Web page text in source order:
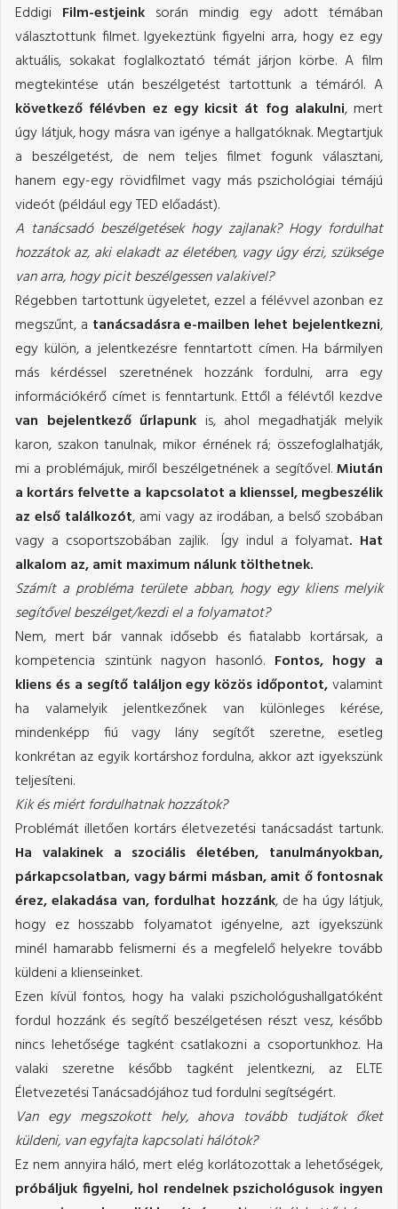
Eddigi Film-estjeink során mindig egy adott témában
választottunk filmet. Igyekeztünk figyelni arra, hogy ez egy
aktuális, sokakat foglalkoztató témát járjon körbe. A film
megtekintése után beszélgetést tartottunk a témáról. A
következő félévben ez egy kicsit át fog alakulni, mert
úgy látjuk, hogy másra van igénye a hallgatóknak. Megtartjuk
a beszélgetést, de nem teljes filmet fogunk választani,
hanem egy-egy rövidfilmet vagy más pszichológiai témájú
videót (például egy TED előadást).
A tanácsadó beszélgetések hogy zajlanak? Hogy fordulhat
hozzátok az, aki elakadt az életében, vagy úgy érzi, szüksége
van arra, hogy picit beszélgessen valakivel?
Régebben tartottunk ügyeletet, ezzel a félévvel azonban ez
megszűnt, a tanácsadásra e-mailben lehet bejelentkezni,
egy külön, a jelentkezésre fenntartott címen. Ha bármilyen
más kérdéssel szeretnének hozzánk fordulni, arra egy
információkérő címet is fenntartunk. Ettől a félévtől kezdve
van bejelentkező űrlapunk is, ahol megadhatják melyik
karon, szakon tanulnak, mikor érnének rá; összefoglalhatják,
mi a problémájuk, miről beszélgetnének a segítővel.Miután
a kortárs felvette a kapcsolatot a klienssel, megbeszélik
az első találkozót, ami vagy az irodában, a belső szobában
vagy a csoportszobában zajlik. Így indul a folyamat. Hat
alkalom az, amit maximum nálunk tölthetnek.
Számít a probléma területe abban, hogy egy kliens melyik
segítővel beszélget/kezdi el a folyamatot?
Nem, mert bár vannak idősebb és fiatalabb kortársak, a
kompetencia szintünk nagyon hasonló. Fontos, hogy a
kliens és a segítő találjon egy közös időpontot,valamint
ha valamelyik jelentkezőnek van különleges kérése,
mindenképp fiú vagy lány segítőt szeretne, esetleg
konkrétan az egyik kortárshoz fordulna, akkor azt igyekszünk
teljesíteni.
Kik és miért fordulhatnak hozzátok?
Problémát illetően kortárs életvezetési tanácsadást tartunk.
Ha valakinek a szociális életében, tanulmányokban,
párkapcsolatban, vagy bármi másban, amit ő fontosnak
érez, elakadása van, fordulhat hozzánk, de ha úgy látjuk,
hogy ez hosszabb folyamatot igényelne, azt igyekszünk
minél hamarabb felismerni és a megfelelő helyekre tovább
küldeni a klienseinket.
Ezen kívül fontos, hogy ha valaki pszichológushallgatóként
fordul hozzánk és segítő beszélgetésen részt vesz, később
nincs lehetősége tagként csatlakozni a csoportunkhoz. Ha
valaki szeretne később tagként jelentkezni, az ELTE
Életvezetési Tanácsadójához tud fordulni segítségért.
Van egy megszokott hely, ahova tovább tudjátok őket
küldeni, van egyfajta kapcsolati hálótok?
Ez nem annyira háló, mert elég korlátozottak a lehetőségek,
próbáljuk figyelni, hol rendelnek pszichológusok ingyen